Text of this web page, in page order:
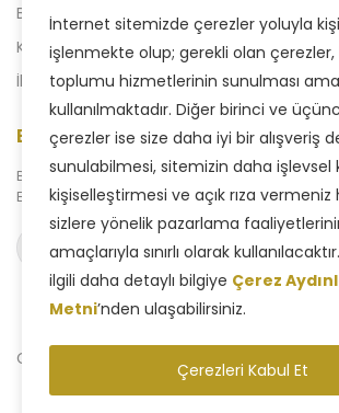
Blog
Kataloglar
İletişim
Liven 2'li
Yeni
E-Bülten Aboneliği
Bizden haberdar olmak için
E-Bülten sistemimize abone olabilirsiniz.
Copyright © 2025 Liven Concept - Tüm
İnternet sitemizde çerezler yoluyla
işlenmekte olup; gerekli olan çerezler,
toplumu hizmetlerinin sunulması
kullanılmaktadır. Diğer birinci ve
çerezler ise size daha iyi bir alışveriş
sunulabilmesi, sitemizin daha işlevsel
kişiselleştirmesi ve açık rıza vermeniz
sizlere yönelik pazarlama
amaçlarıyla sınırlı olarak
ilgili daha detaylı bilgiye Çerez
Metni’nden ulaşabilirsiniz.
Çerezleri Kabul Et